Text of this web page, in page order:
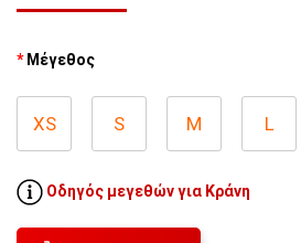
Μέγεθος
XS S M L
Οδηγός μεγεθών για Κράνη